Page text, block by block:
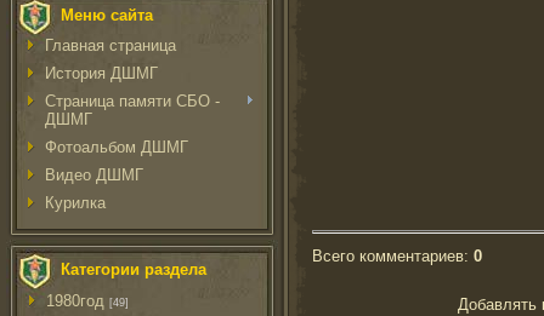
Меню сайта
Главная страница
История ДШМГ
Страница памяти СБО -
ДШМГ
Фотоальбом ДШМГ
Видео ДШМГ
Курилка
Категории раздела
1980год [49]
Всего комментариев: 0
Добавлять